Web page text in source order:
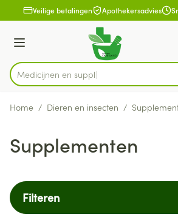
Ga naar de inhoud
1 van 1Veilige betalingen Apothekersadvies
Menu
Product, merk, categorie...
Home / Dieren en insecten /
Supplementen
Filteren